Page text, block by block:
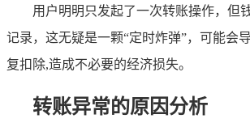
用户明明只发起了一次转账操作，但
记录，这无疑是一颗“定时炸弹”，可能会
复扣除,造成不必要的经济损失。
转账异常的原因分析